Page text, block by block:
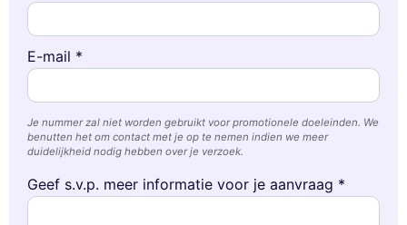
E-mail *
Je nummer zal niet worden gebruikt voor promotionele doeleinden. We
benutten het om contact met je op te nemen indien we meer
duidelijkheid nodig hebben over je verzoek.
Geef s.v.p. meer informatie voor je aanvraag *